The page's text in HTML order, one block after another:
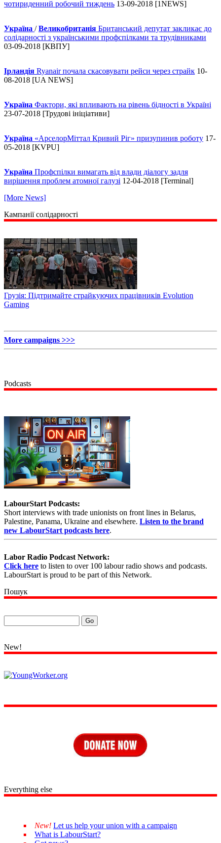
чотириденний робочий тиждень 13-09-2018 [1NEWS]
Україна /Великобританія Британський депутат закликає до
солідарності з українськими профспілками та трудівниками
03-09-2018 [КВПУ]
Ірландія Ryanair почала скасовувати рейси через страйк 10-
08-2018 [UA NEWS]
Україна Фактори, які впливають на рівень бідності в Україні
23-07-2018 [Трудові ініціативи]
Україна «АрселорМіттал Кривий Ріг» призупинив роботу 17-
05-2018 [KVPU]
Україна Профспілки вимагать від влади діалогу задля
вирішення проблем атомної галузі 12-04-2018 [Terminal]
[More News]
Кампанії солідарності
Грузія: Підтримайте страйкуючих працівників Evolution
Gaming
More campaigns >>>
Podcasts
LabourStart Podcasts:
Short interviews with trade unionists on front lines in Belarus,
Palestine, Panama, Ukraine and elsewhere. Listen to the brand
new LabourStart podcasts here.
Labor Radio Podcast Network:
Click here to listen to over 100 labour radio shows and podcasts.
LabourStart is proud to be part of this Network.
Пошук
New!
Everything else
New! Let us help your union with a campaign
What is LabourStart?